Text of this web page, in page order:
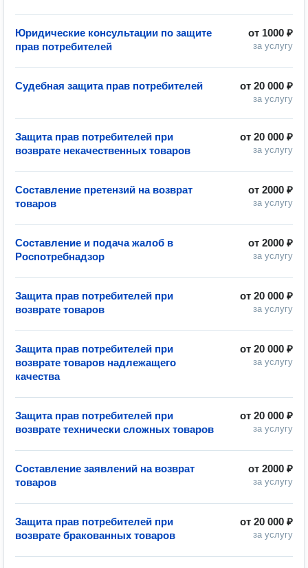
от 1000 ₽
за услугу
Юридические консультации по защите
прав потребителей
от 20 000 ₽
за услугу
Судебная защита прав потребителей
от 20 000 ₽
за услугу
Защита прав потребителей при
возврате некачественных товаров
от 2000 ₽
за услугу
Составление претензий на возврат
товаров
от 2000 ₽
за услугу
Составление и подача жалоб в
Роспотребнадзор
от 20 000 ₽
за услугу
Защита прав потребителей при
возврате товаров
от 20 000 ₽
за услугу
Защита прав потребителей при
возврате товаров надлежащего
качества
от 20 000 ₽
за услугу
Защита прав потребителей при
возврате технически сложных товаров
от 2000 ₽
за услугу
Составление заявлений на возврат
товаров
от 20 000 ₽
за услугу
Защита прав потребителей при
возврате бракованных товаров